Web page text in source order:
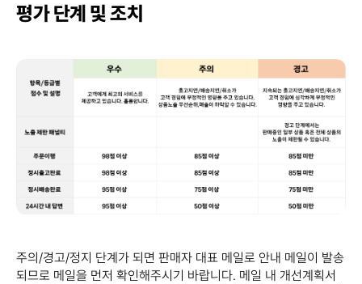
평가 단계 및 조치​
주의/경고/정지 단계가 되면 판매자 대표 메일로 안내 메일이 발송
되므로 메일을 먼저 확인해주시기 바랍니다. 메일 내 개선계획서